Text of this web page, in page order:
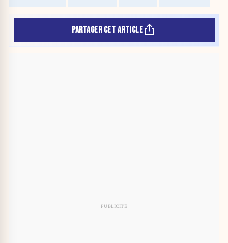
PARTAGER CET ARTICLE